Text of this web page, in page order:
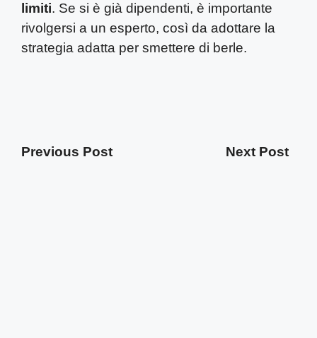
limiti. Se si è già dipendenti, è importante
rivolgersi a un esperto, così da adottare la
strategia adatta per smettere di berle.
Previous Post Next Post